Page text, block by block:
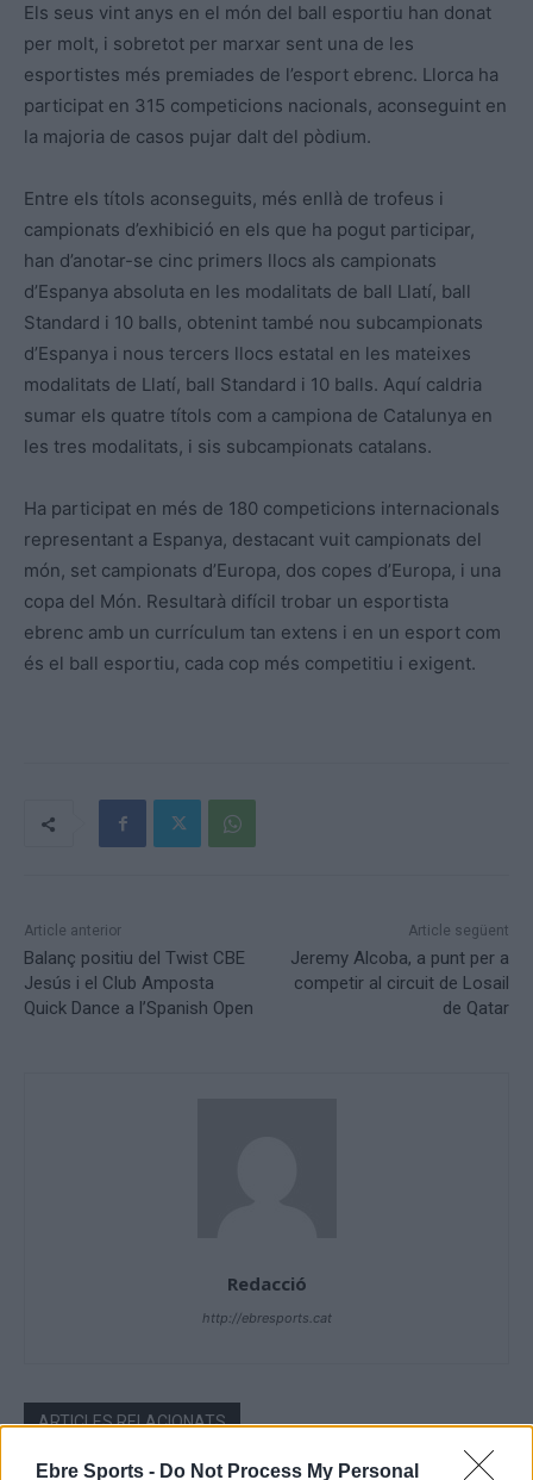
Ebre Sports - Do Not Process My Personal
Els seus vint anys en el món del ball esportiu han donat
per molt, i sobretot per marxar sent una de les
esportistes més premiades de l’esport ebrenc. Llorca ha
participat en 315 competicions nacionals, aconseguint en
la majoria de casos pujar dalt del pòdium.
Entre els títols aconseguits, més enllà de trofeus i
campionats d’exhibició en els que ha pogut participar,
han d’anotar-se cinc primers llocs als campionats
d’Espanya absoluta en les modalitats de ball Llatí, ball
Standard i 10 balls, obtenint també nou subcampionats
d’Espanya i nous tercers llocs estatal en les mateixes
modalitats de Llatí, ball Standard i 10 balls. Aquí caldria
sumar els quatre títols com a campiona de Catalunya en
les tres modalitats, i sis subcampionats catalans.
Ha participat en més de 180 competicions internacionals
representant a Espanya, destacant vuit campionats del
món, set campionats d’Europa, dos copes d’Europa, i una
copa del Món. Resultarà difícil trobar un esportista
ebrenc amb un currículum tan extens i en un esport com
és el ball esportiu, cada cop més competitiu i exigent.
Article anterior
Balanç positiu del Twist CBE
Jesús i el Club Amposta
Quick Dance a l’Spanish Open
Article següent
Jeremy Alcoba, a punt per a
competir al circuit de Losail
de Qatar
Redacció
http://ebresports.cat
ARTICLES RELACIONATS